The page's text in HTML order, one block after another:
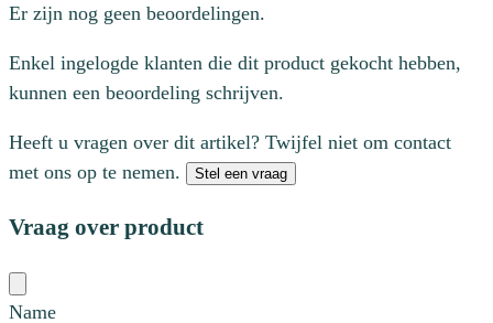
Er zijn nog geen beoordelingen.
Enkel ingelogde klanten die dit product gekocht hebben,
kunnen een beoordeling schrijven.
Heeft u vragen over dit artikel? Twijfel niet om contact
met ons op te nemen.
Stel een vraag
Vraag over product
Name